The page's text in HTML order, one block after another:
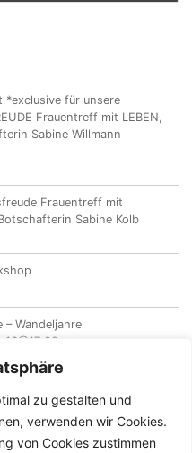
zu gestalten und
verwenden wir Cookies.
von Cookies zustimmen
*exclusive für unsere
Frauentreff mit LEBEN,
Sabine Willmann
Frauentreff mit
Sabine Kolb
– Wandeljahre
16@17:00